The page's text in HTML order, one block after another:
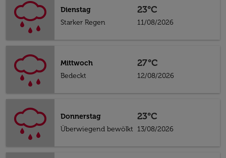
Dienstag
Starker Regen
23°C
11/08/2026
Mittwoch
Bedeckt
27°C
12/08/2026
Donnerstag
Überwiegend bewölkt
23°C
13/08/2026